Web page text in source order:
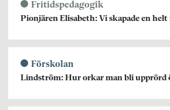
Fritidspedagogik
Pionjären Elisabeth: Vi skapade en
Förskolan
Lindström: Hur orkar man bli upprörd